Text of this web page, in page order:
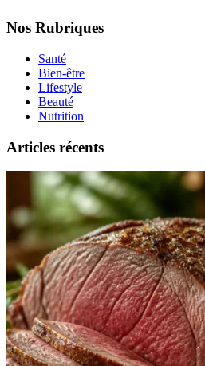
Nos Rubriques
Santé
Bien-être
Lifestyle
Beauté
Nutrition
Articles récents